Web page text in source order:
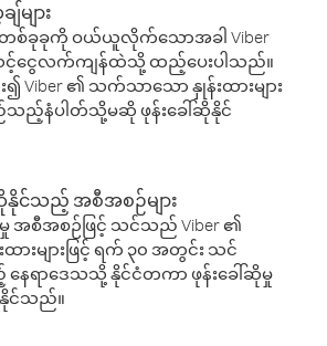
များ
စ်ခုခုကို ဝယ်ယူလိုက်သောအခါ Viber
င့်ငွေလက်ကျန်ထဲသို့ ထည့်ပေးပါသည်။
၏ သက်သာသော နှုန်းထားများ
ည်သည့်နံပါတ်သို့မဆို ဖုန်းခေါ်ဆိုနိုင်
နိုင်သည့် အစီအစဉ်များ
မှု အစီအစဉ်ဖြင့် သင်သည် Viber ၏
းများဖြင့် ရက် ၃၀ အတွင်း သင်
ေရာဒေသသို့ နိုင်ငံတကာ ဖုန်းခေါ်ဆိုမှု
နိုင်သည်။